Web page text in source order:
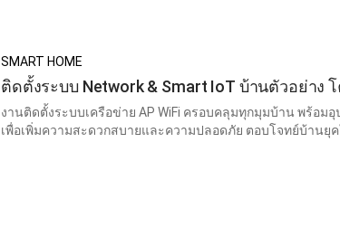
SMART HOME
ติดตั้งระบบ Network & Smart IoT บ้านตัวอย่าง
งานติดตั้งระบบเครือข่าย AP WiFi ครอบคลุมทุกมุมบ้าน พร้อมอุ
เพื่อเพิ่มความสะดวกสบายและความปลอดภัย ตอบโจทย์บ้านยุ